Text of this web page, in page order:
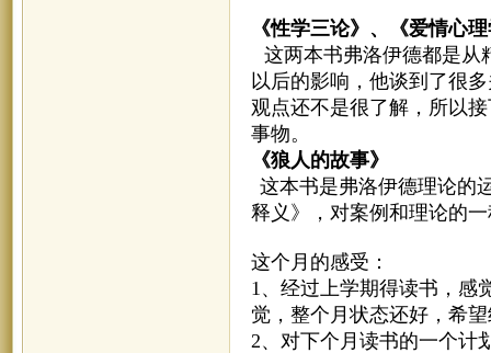
《性学三论》、《爱情心
这两本书弗洛伊德都是从
以后的影响，他谈到了很
观点还不是很了解，所以
事物。
《狼人的故事》
这本书是弗洛伊德理论的
释义》，对案例和理论的
这个月的感受：
1、经过上学期得读书，感
觉，整个月状态还好，希
2、对下个月读书的一个计